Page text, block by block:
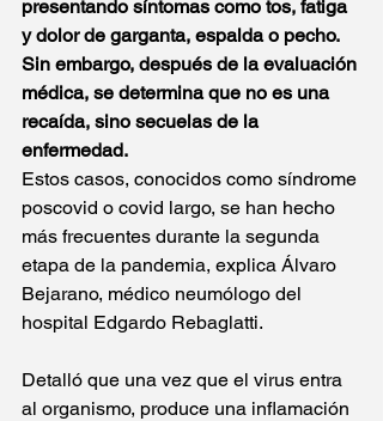
presentando síntomas como tos, fatiga
y dolor de garganta, espalda o pecho.
Sin embargo, después de la evaluación
médica, se determina que no es una
recaída, sino secuelas de la
enfermedad.
Estos casos, conocidos como síndrome
poscovid o covid largo, se han hecho
más frecuentes durante la segunda
etapa de la pandemia, explica Álvaro
Bejarano, médico neumólogo del
hospital Edgardo Rebaglatti.
Detalló que una vez que el virus entra
al organismo, produce una inflamación